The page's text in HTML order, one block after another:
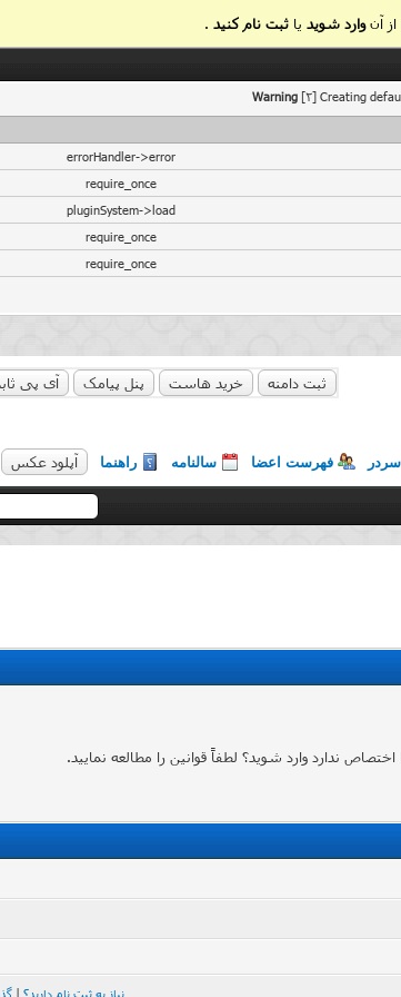
از آنوارد شوید یاثبت نام کنید .
Warning[2] Creating
errorHandler->error
require_once
pluginSystem->load
require_once
require_once
ثبت دامنه خرید هاست پنل پیامک آی پی
سردر فهرست اعضا سالنامه راهنما آپلود عکس
ندارد وارد شوید؟ لطفاً قوانین را مطالعه نمایید.
نیاز به ثبت نام دارید؟ |